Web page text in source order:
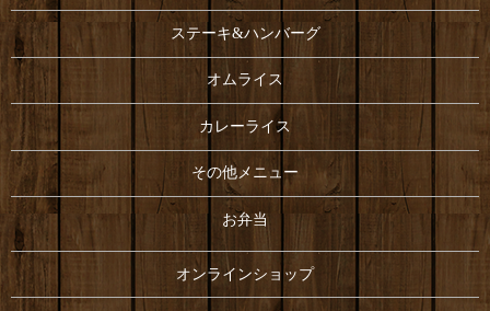
ステーキ&ハンバーグ
オムライス
カレーライス
その他メニュー
お弁当
オンラインショップ